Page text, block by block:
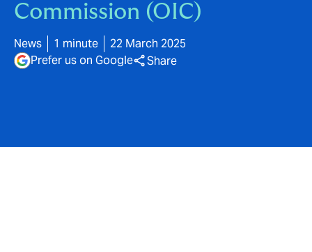
Commission (OIC)
News 1 minute
22 March 2025
Prefer us on Google
Share